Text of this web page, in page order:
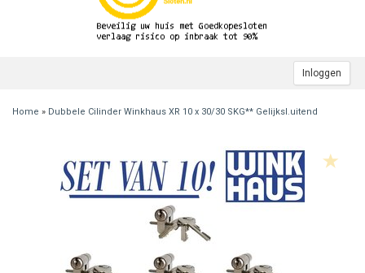
Inloggen
Home » Dubbele Cilinder Winkhaus XR 10 x 30/30 SKG** Gelijksl.uitend